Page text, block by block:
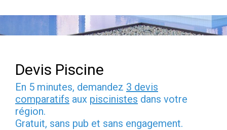
Devis Piscine
En 5 minutes, demandez 3 devis
comparatifs aux piscinistes dans votre
région.
Gratuit, sans pub et sans engagement.